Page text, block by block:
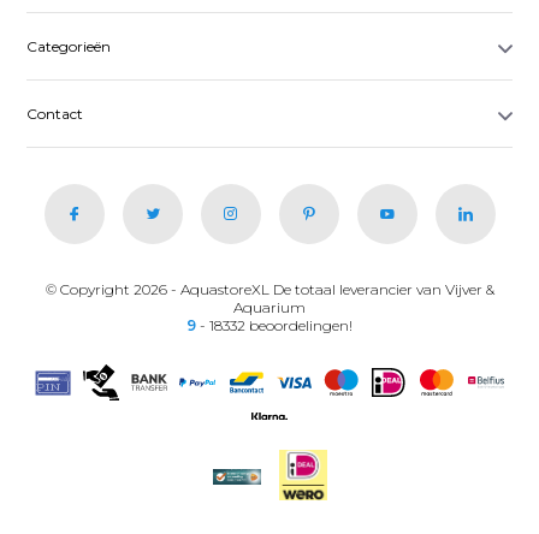
Categorieën
Contact
© Copyright 2026 - AquastoreXL De totaal leverancier van Vijver &
Aquarium
9 - 18332 beoordelingen!